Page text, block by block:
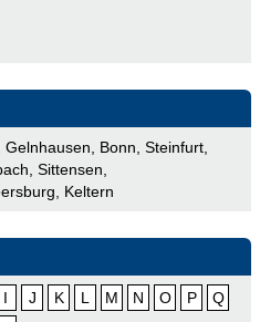
Gelnhausen Bonn Steinfurt
Sittensen
Keltern
I J K L M N O P
Q